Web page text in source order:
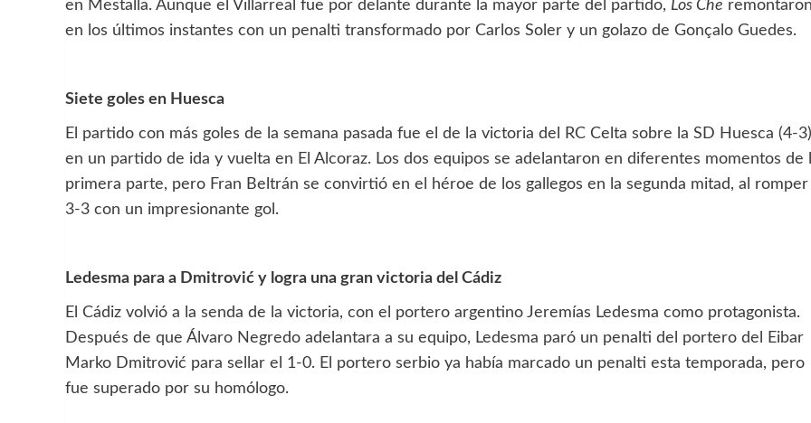
en Mestalla. Aunque el Villarreal fue por delante durante la mayor parte del partido, Los Che
en los últimos instantes con un penalti transformado por Carlos Soler y un golazo de Gonçalo Guedes.
Siete goles en Huesca
El partido con más goles de la semana pasada fue el de la victoria del RC Celta sobre la SD Huesca (4-3)
en un partido de ida y vuelta en El Alcoraz. Los dos equipos se adelantaron en diferentes momentos de
primera parte, pero Fran Beltrán se convirtió en el héroe de los gallegos en la segunda mitad, al
3-3 con un impresionante gol.
Ledesma para a Dmitrović y logra una gran victoria del Cádiz
El Cádiz volvió a la senda de la victoria, con el portero argentino Jeremías Ledesma como protagonista.
Después de que Álvaro Negredo adelantara a su equipo, Ledesma paró un penalti del portero del Eibar
Marko Dmitrović para sellar el 1-0. El portero serbio ya había marcado un penalti esta temporada, pero
fue superado por su homólogo.